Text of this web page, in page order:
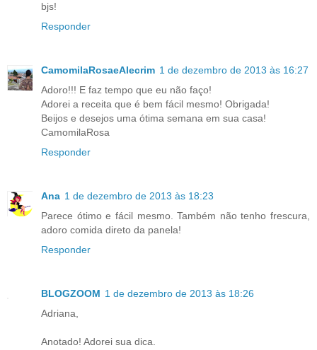
bjs!
Responder
CamomilaRosaeAlecrim 1 de dezembro de 2013 às 16:27
Adoro!!! E faz tempo que eu não faço!
Adorei a receita que é bem fácil mesmo! Obrigada!
Beijos e desejos uma ótima semana em sua casa!
CamomilaRosa
Responder
Ana 1 de dezembro de 2013 às 18:23
Parece ótimo e fácil mesmo. Também não tenho frescura,
adoro comida direto da panela!
Responder
BLOGZOOM 1 de dezembro de 2013 às 18:26
Adriana,
Anotado! Adorei sua dica.